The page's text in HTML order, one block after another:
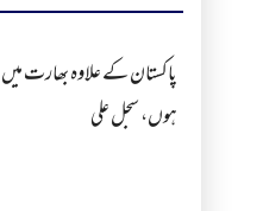
پاکستان کے علاوہ بھارت میں
ہوں، سجل علی